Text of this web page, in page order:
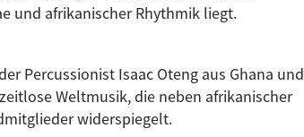
und afrikanischer Rhythmik liegt.
Percussionist Isaac Oteng aus Ghana und
Weltmusik, die neben afrikanischer
widerspiegelt.